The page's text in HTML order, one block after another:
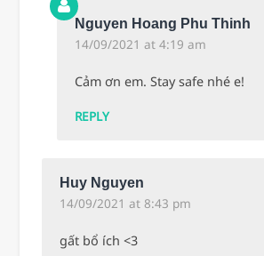
Nguyen Hoang Phu Thinh
14/09/2021 at 4:19 am
Cảm ơn em. Stay safe nhé e!
REPLY
Huy Nguyen
14/09/2021 at 8:43 pm
gất bổ ích <3